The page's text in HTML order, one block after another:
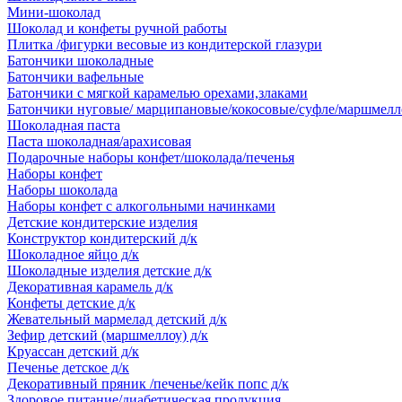
Мини-шоколад
Шоколад и конфеты ручной работы
Плитка /фигурки весовые из кондитерской глазури
Батончики шоколадные
Батончики вафельные
Батончики с мягкой карамелью орехами,злаками
Батончики нуговые/ марципановые/кокосовые/суфле/
Шоколадная паста
Паста шоколадная/арахисовая
Подарочные наборы конфет/шоколада/печенья
Наборы конфет
Наборы шоколада
Наборы конфет с алкогольными начинками
Детские кондитерские изделия
Конструктор кондитерский д/к
Шоколадное яйцо д/к
Шоколадные изделия детские д/к
Декоративная карамель д/к
Конфеты детские д/к
Жевательный мармелад детский д/к
Зефир детский (маршмеллоу) д/к
Круассан детский д/к
Печенье детское д/к
Декоративный пряник /печенье/кейк попс д/к